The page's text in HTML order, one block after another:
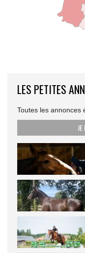
LES PETITES
Toutes les annonces